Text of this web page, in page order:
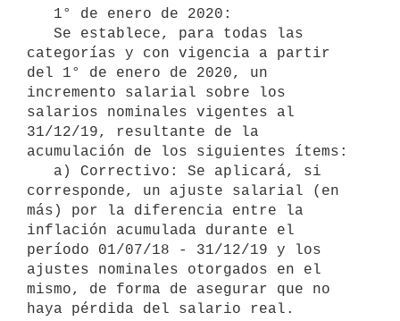
categorías y con vigencia a partir
del 1° de enero de 2020, un
incremento salarial sobre los
salarios nominales vigentes al
31/12/19, resultante de la
acumulación de los siguientes ítems:
corresponde, un ajuste salarial (en
más) por la diferencia entre la
inflación acumulada durante el
período 01/07/18 - 31/12/19 y los
ajustes nominales otorgados en el
mismo, de forma de asegurar que no
haya pérdida del salario real.